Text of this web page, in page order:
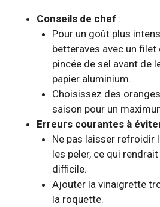
Conseils de chef :
Pour un goût plus
betteraves avec un filet
pincée de sel avant de
papier aluminium.
Choisissez des
saison pour un
Erreurs courantes à
Ne pas laisser refroidir
les peler, ce qui
difficile.
Ajouter la vinaigrette
la roquette.